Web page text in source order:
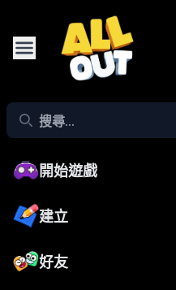
開始遊戲
建立
好友